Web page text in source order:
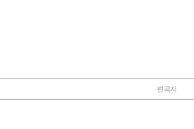
편곡자